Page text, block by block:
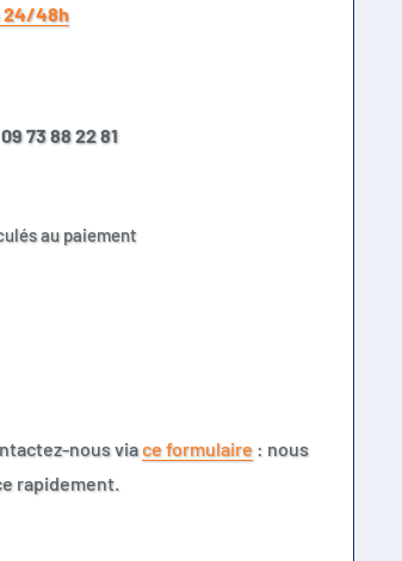
24/48h
73 88 22 81
au paiement
nous viace formulaire : nous
rapidement.